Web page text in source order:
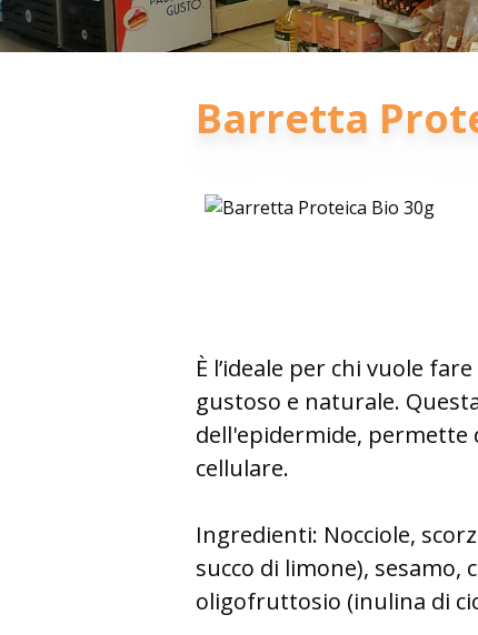
Barretta
È l’ideale per chi vuole
gustoso e naturale.
dell'epidermide, permette
cellulare.
Ingredienti: Nocciole,
succo di limone), sesamo,
oligofruttosio (inulina di